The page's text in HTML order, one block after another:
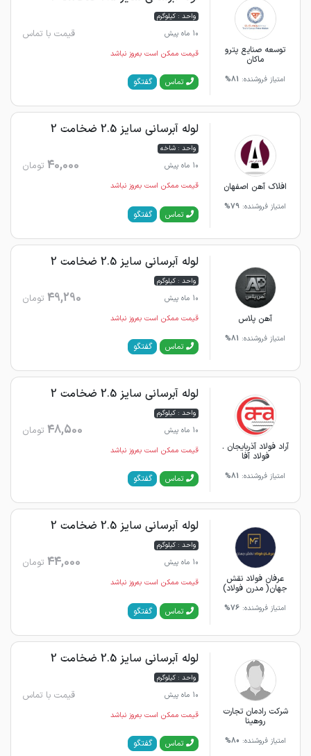
توسعه صنایع پترو
ماکان
امتیاز فروشنده: 81%
واحد : کیلوگرم
10 ماه پیش
قیمت با تماس
قیمت ممکن است به‌روز نباشد
تماس گفتگو
افلاک آهن اصفهان
امتیاز فروشنده: 79%
لوله آبرسانی سایز 2.5 ضخامت 2
واحد : شاخه
10 ماه پیش
40,000 تومان
قیمت ممکن است به‌روز نباشد
تماس گفتگو
آهن پلاس
امتیاز فروشنده: 81%
لوله آبرسانی سایز 2.5 ضخامت 2
واحد : کیلوگرم
10 ماه پیش
49,290 تومان
قیمت ممکن است به‌روز نباشد
تماس گفتگو
آراد فولاد آذربایجان .
فولاد آفا
امتیاز فروشنده: 81%
لوله آبرسانی سایز 2.5 ضخامت 2
واحد : کیلوگرم
10 ماه پیش
48,500 تومان
قیمت ممکن است به‌روز نباشد
تماس گفتگو
عرفان فولاد نقش
جهان( مدرن فولاد)
امتیاز فروشنده: 76%
لوله آبرسانی سایز 2.5 ضخامت 2
واحد : کیلوگرم
10 ماه پیش
44,000 تومان
قیمت ممکن است به‌روز نباشد
تماس گفتگو
شرکت رادمان تجارت
روهینا
امتیاز فروشنده: 80%
لوله آبرسانی سایز 2.5 ضخامت 2
واحد : کیلوگرم
10 ماه پیش
قیمت با تماس
قیمت ممکن است به‌روز نباشد
تماس گفتگو